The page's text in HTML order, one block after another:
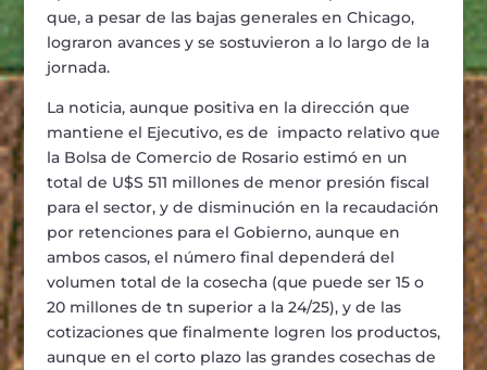
que, a pesar de las bajas generales en Chicago,
lograron avances y se sostuvieron a lo largo de la
jornada.
La noticia, aunque positiva en la dirección que
mantiene el Ejecutivo, es de impacto relativo que
la Bolsa de Comercio de Rosario estimó en un
total de U$S 511 millones de menor presión fiscal
para el sector, y de disminución en la recaudación
por retenciones para el Gobierno, aunque en
ambos casos, el número final dependerá del
volumen total de la cosecha (que puede ser 15 o
20 millones de tn superior a la 24/25), y de las
cotizaciones que finalmente logren los productos,
aunque en el corto plazo las grandes cosechas de